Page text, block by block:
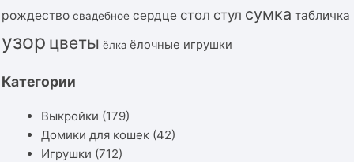
рождество свадебное сердце стол стул сумка табличка
узор цветы ёлка ёлочные игрушки
Категории
Выкройки (179)
Домики для кошек (42)
Игрушки (712)